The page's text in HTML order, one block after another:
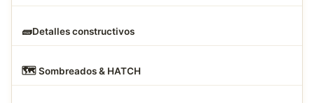
🧱Detalles constructivos
🗺️ Sombreados & HATCH